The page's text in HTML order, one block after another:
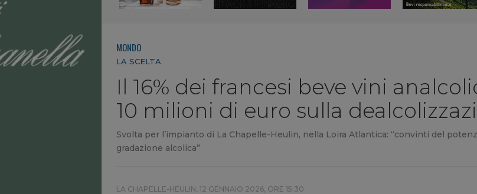
MONDO
LA SCELTA
Il 16% dei francesi beve vini
10 milioni di euro sulla
Svolta per l’impianto di La Chapelle-Heulin, nella Loira Atlantica: “convinti del
gradazione alcolica”
LA CHAPELLE-HEULIN, 12 GENNAIO 2026, ORE 15:30